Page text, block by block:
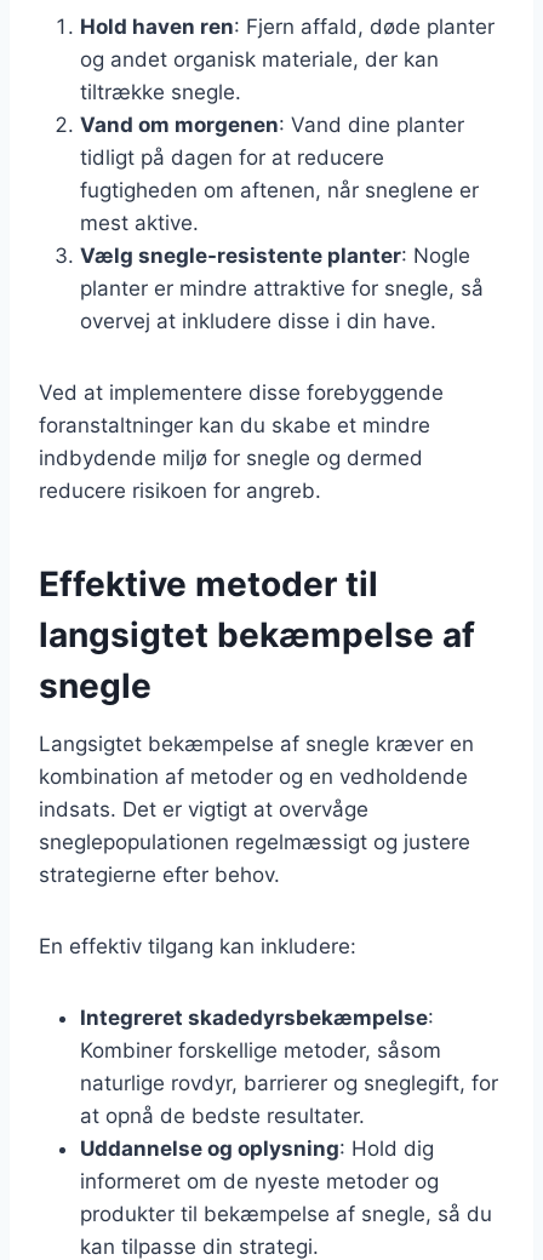
Hold haven ren: Fjern affald, døde planter
og andet organisk materiale, der kan
tiltrække snegle.
Vand om morgenen: Vand dine planter
tidligt på dagen for at reducere
fugtigheden om aftenen, når sneglene er
mest aktive.
Vælg snegle-resistente planter: Nogle
planter er mindre attraktive for snegle, så
overvej at inkludere disse i din have.
Ved at implementere disse forebyggende
foranstaltninger kan du skabe et mindre
indbydende miljø for snegle og dermed
reducere risikoen for angreb.
Effektive metoder til
langsigtet bekæmpelse af
snegle
Langsigtet bekæmpelse af snegle kræver en
kombination af metoder og en vedholdende
indsats. Det er vigtigt at overvåge
sneglepopulationen regelmæssigt og justere
strategierne efter behov.
En effektiv tilgang kan inkludere:
Integreret skadedyrsbekæmpelse:
Kombiner forskellige metoder, såsom
naturlige rovdyr, barrierer og sneglegift, for
at opnå de bedste resultater.
Uddannelse og oplysning: Hold dig
informeret om de nyeste metoder og
produkter til bekæmpelse af snegle, så du
kan tilpasse din strategi.